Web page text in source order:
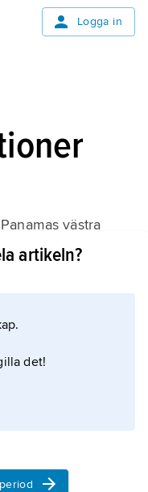
Logga in
västra
(2010). De
Den viktigaste
mellan
artikeln?
det!